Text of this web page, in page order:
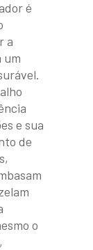
é
a
um
e sua
de
o
Predial
Patológica
–
de Engenharia
para
Clientes